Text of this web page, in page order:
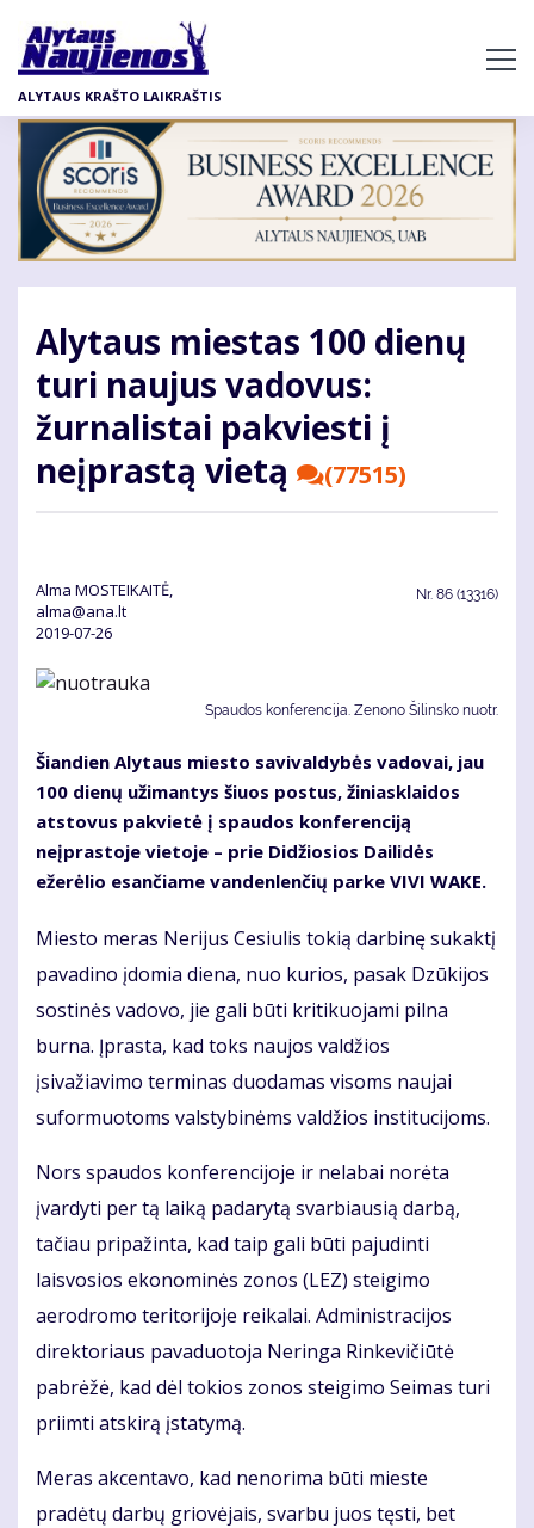
pagrindinį
turinį
ALYTAUS KRAŠTO LAIKRAŠTIS
Alytaus miestas 100 dienų
turi naujus vadovus:
žurnalistai pakviesti į
neįprastą vietą
(77515)
Alma MOSTEIKAITĖ,
alma@ana.lt
2019-07-26
Nr. 86 (13316)
Spaudos konferencija. Zenono Šilinsko nuotr.
Šiandien Alytaus miesto savivaldybės vadovai, jau
100 dienų užimantys šiuos postus, žiniasklaidos
atstovus pakvietė į spaudos konferenciją
neįprastoje vietoje – prie Didžiosios Dailidės
ežerėlio esančiame vandenlenčių parke VIVI WAKE.
Miesto meras Nerijus Cesiulis tokią darbinę sukaktį
pavadino įdomia diena, nuo kurios, pasak Dzūkijos
sostinės vadovo, jie gali būti kritikuojami pilna
burna. Įprasta, kad toks naujos valdžios
įsivažiavimo terminas duodamas visoms naujai
suformuotoms valstybinėms valdžios institucijoms.
Nors spaudos konferencijoje ir nelabai norėta
įvardyti per tą laiką padarytą svarbiausią darbą,
tačiau pripažinta, kad taip gali būti pajudinti
laisvosios ekonominės zonos (LEZ) steigimo
aerodromo teritorijoje reikalai. Administracijos
direktoriaus pavaduotoja Neringa Rinkevičiūtė
pabrėžė, kad dėl tokios zonos steigimo Seimas turi
priimti atskirą įstatymą.
Meras akcentavo, kad nenorima būti mieste
pradėtų darbų griovėjais, svarbu juos tęsti, bet